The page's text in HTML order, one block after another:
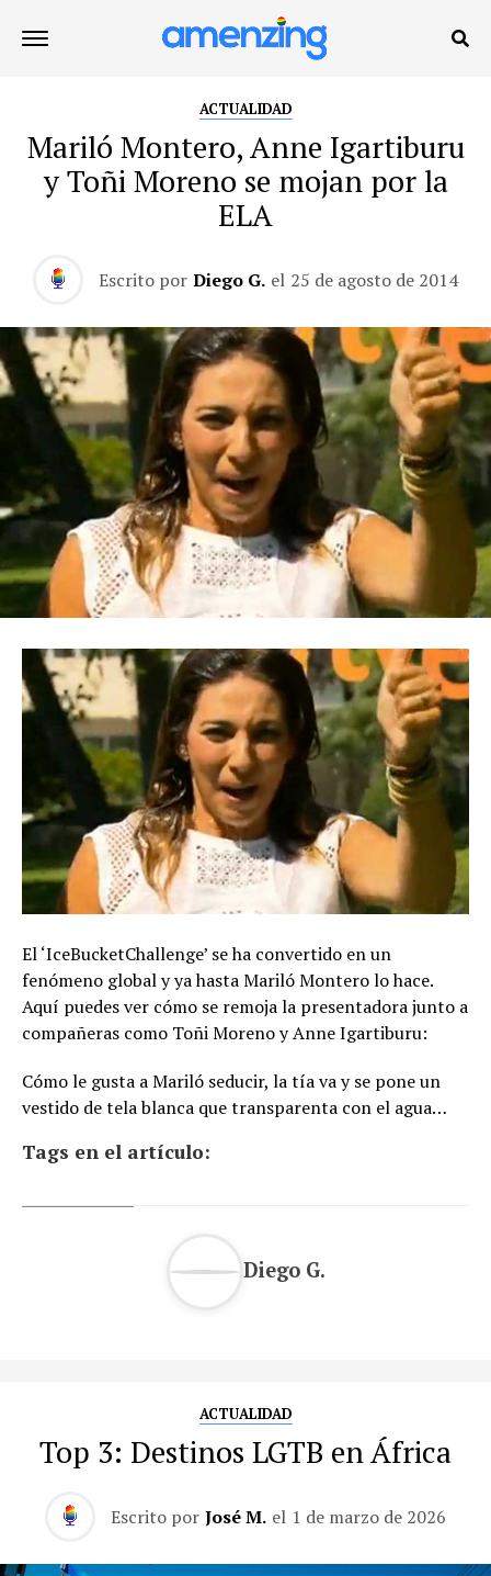
ACTUALIDAD
Mariló Montero, Anne Igartiburu
y Toñi Moreno se mojan por la
ELA
Escrito por Diego G. el 25 de agosto de 2014
El ‘IceBucketChallenge’ se ha convertido en un
fenómeno global y ya hasta Mariló Montero lo hace.
Aquí puedes ver cómo se remoja la presentadora junto a
compañeras como Toñi Moreno y Anne Igartiburu:
Cómo le gusta a Mariló seducir, la tía va y se pone un
vestido de tela blanca que transparenta con el agua…
Tags en el artículo:
Diego G.
ACTUALIDAD
Top 3: Destinos LGTB en África
Escrito por José M. el 1 de marzo de 2026